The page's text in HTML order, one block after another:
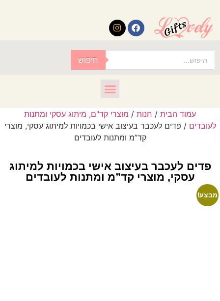
חיפוש
עמוד הבית / חנות / מוצרי קד"ם, מיתוג עסקי ומתנות
לעובדים / פדים לעכבר בעיצוב אישי בכמויות למיתוג עסקי, מוצרי
קד”מ ומתנות לעובדים
פדים לעכבר בעיצוב אישי בכמויות למיתוג
עסקי, מוצרי קד”מ ומתנות לעובדים
מבצע!